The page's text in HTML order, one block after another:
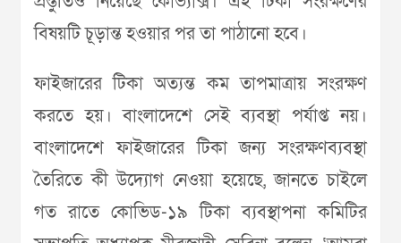
বিষয়টি চূড়ান্ত হওয়ার পর তা পাঠানো হবে।
ফাইজারের টিকা অত্যন্ত কম তাপমাত্রায় সংরক্ষণ
করতে হয়। বাংলাদেশে সেই ব্যবস্থা পর্যাপ্ত নয়।
বাংলাদেশে ফাইজারের টিকা জন্য সংরক্ষণব্যবস্থা
তৈরিতে কী উদ্যোগ নেওয়া হয়েছে, জানতে চাইলে
গত রাতে কোভিড-১৯ টিকা ব্যবস্থাপনা কমিটির